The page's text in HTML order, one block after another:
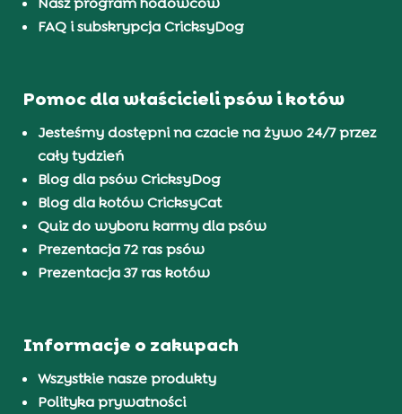
FAQ i subskrypcja CricksyDog
Pomoc dla właścicieli psów i kotów
Jesteśmy dostępni na czacie na żywo 24/7 przez
cały tydzień
Blog dla psów CricksyDog
Blog dla kotów CricksyCat
Quiz do wyboru karmy dla psów
Prezentacja 72 ras psów
Prezentacja 37 ras kotów
Informacje o zakupach
Wszystkie nasze produkty
Polityka prywatności